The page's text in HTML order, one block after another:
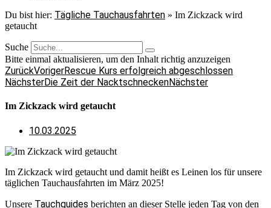
Du bist hier: Tägliche Tauchausfahrten » Im Zickzack wird
getaucht
Suche
Bitte einmal aktualisieren, um den Inhalt richtig anzuzeigen
ZurückVorigerRescue Kurs erfolgreich abgeschlossen
NächsterDie Zeit der NacktschneckenNächster
Im Zickzack wird getaucht
10.03.2025
Im Zickzack wird getaucht und damit heißt es Leinen los für unsere
täglichen Tauchausfahrten im März 2025!
Unsere Tauchguides berichten an dieser Stelle jeden Tag von den